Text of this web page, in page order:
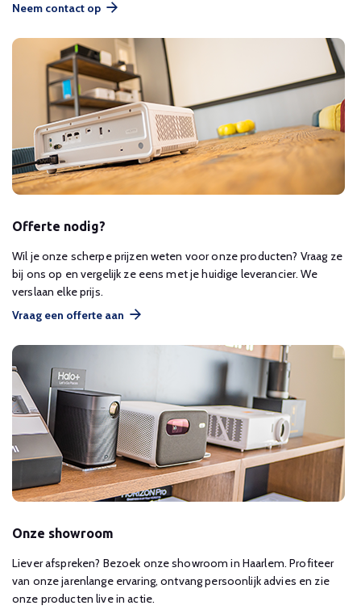
Neem contact op
Offerte nodig?
Wil je onze scherpe prijzen weten voor onze producten? Vraag ze
bij ons op en vergelijk ze eens met je huidige leverancier. We
verslaan elke prijs.
Vraag een offerte aan
Onze showroom
Liever afspreken? Bezoek onze showroom in Haarlem. Profiteer
van onze jarenlange ervaring, ontvang persoonlijk advies en zie
onze producten live in actie.